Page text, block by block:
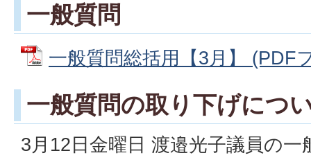
一般質問
一般質問総括用【3月】 (PDF
一般質問の取り下げにつ
3月12日金曜日 渡邉光子議員の